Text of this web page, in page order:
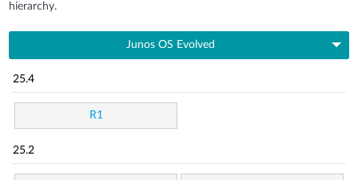
hierarchy.
Junos OS Evolved
25.4
R1
25.2